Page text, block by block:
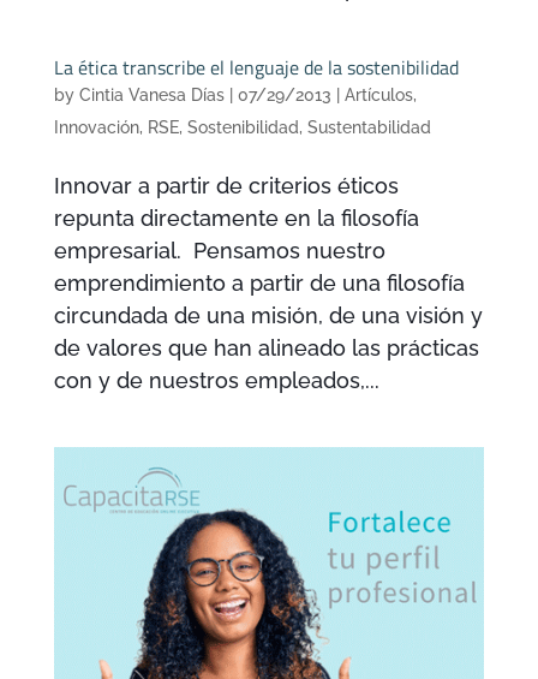
La ética transcribe el lenguaje de la sostenibilidad
by Cintia Vanesa Días| 07/29/2013 Artículos,
Innovación, RSE, Sostenibilidad, Sustentabilidad
Innovar a partir de criterios éticos
repunta directamente en la filosofía
empresarial. Pensamos nuestro
emprendimiento a partir de una filosofía
circundada de una misión, de una visión y
de valores que han alineado las prácticas
con y de nuestros empleados,...